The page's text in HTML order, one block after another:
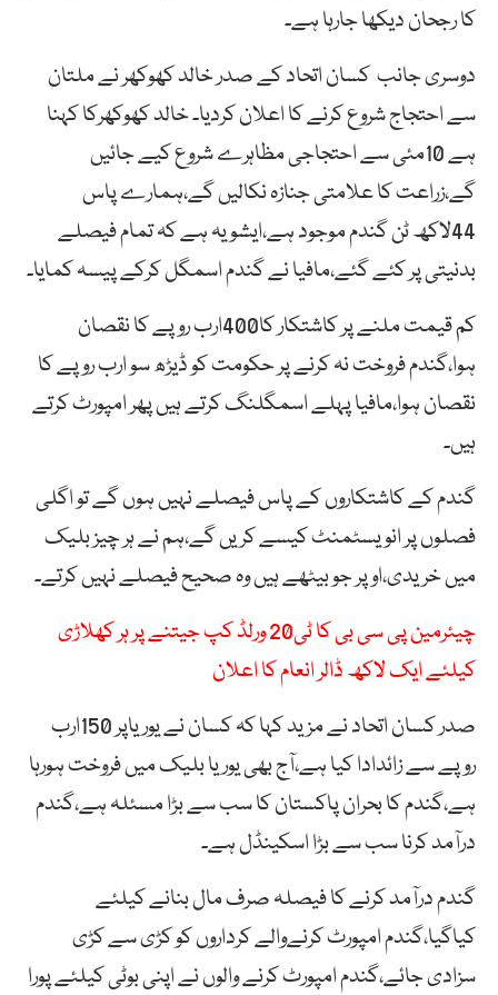
کا رجحان دیکھا جارہا ہے۔
دوسری جانب کسان اتحاد کے صدر خالد کھوکھر نے ملتان
سے احتجاج شروع کرنے کا اعلان کردیا۔ خالد کھوکھرکا کہنا
ہے 10مئی سے احتجاجی مظاہرے شروع کیے جائیں
گے،زراعت کا علامتی جنازہ نکالیں گے،ہمارے پاس
44لاکھ ٹن گندم موجود ہے،ایشو یہ ہے کہ تمام فیصلے
بدنیتی پر کئے گئے،مافیا نے گندم اسمگل کرکے پیسہ کمایا۔
کم قیمت ملنے پر کاشتکار کا400ارب روپے کا نقصان
ہوا،گندم فروخت نہ کرنے پر حکومت کو ڈیڑھ سو ارب روپے کا
نقصان ہوا،مافیا پہلے اسمگلنگ کرتے ہیں پھر امپورٹ کرتے
ہیں۔
گندم کے کاشتکاروں کے پاس فیصلے نہیں ہوں گے تو اگلی
فصلوں پر انویسٹمنٹ کیسے کریں گے،ہم نے ہر چیز بلیک
میں خریدی،اوپر جو بیٹھے ہیں وہ صحیح فیصلے نہیں کرتے۔
چیئرمین پی سی بی کا ٹی20 ورلڈ کپ جیتنے پر ہر کھلاڑی
کیلئے ایک لاکھ ڈالر انعام کا اعلان
صدر کسان اتحاد نے مزید کہا کہ کسان نے یوریاپر 150ارب
روپے سے زائدادا کیا ہے،آج بھی یوریا بلیک میں فروخت ہورہا
ہے،گندم کا بحران پاکستان کا سب سے بڑا مسئلہ ہے،گندم
درآمد کرنا سب سے بڑا اسکینڈل ہے۔
گندم درآمد کرنے کا فیصلہ صرف مال بنانے کیلئے
کیاگیا،گندم امپورٹ کرنےوالے کرداروں کو کڑی سے کڑی
سزادی جائے،گندم امپورٹ کرنے والوں نے اپنی بوٹی کیلئے پورا